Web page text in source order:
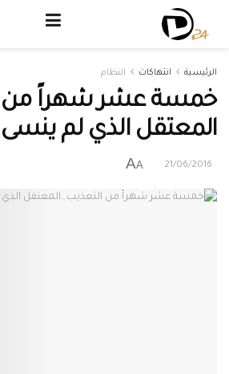
الرئيسية انتهاكات النظام
خمسة عشر شهراً من
المعتقل الذي لم ينسى
21/06/2016
A
A